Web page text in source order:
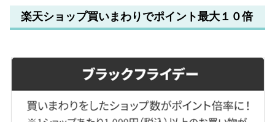
楽天ショップ買いまわりでポイント最大１０倍